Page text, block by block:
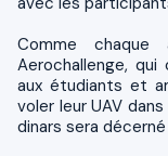
Comme chaque
Aerochallenge,
aux étudiants et
voler leur UAV
dinars sera